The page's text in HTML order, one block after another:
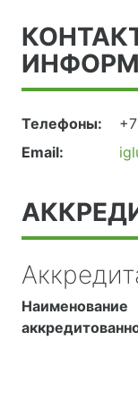
Телефоны:
Email:
Наименование